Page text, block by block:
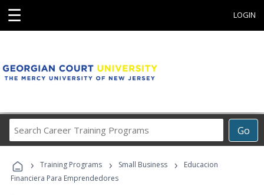
☰ LOGIN
Go
Career
Programs
› Training Programs › Small Business ›
Educacion
Financiera Para Emprendedores